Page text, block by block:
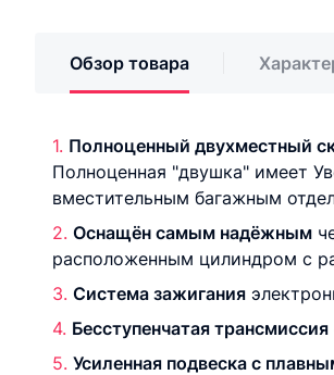
Обзор товара
Полноценный двухместный
Полноценная "двушка" имеет
вместительным багажным
Оснащён самым надёжным
рaсположeнным цилиндром с
Система зажигания
Бeсступeнчaтая трaнсмиссия
Усиленная подвеска с